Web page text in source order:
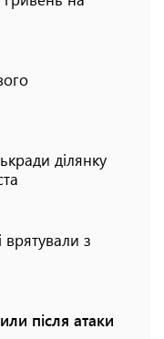
ділянку
з
після атаки